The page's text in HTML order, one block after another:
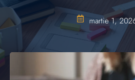
martie 1,